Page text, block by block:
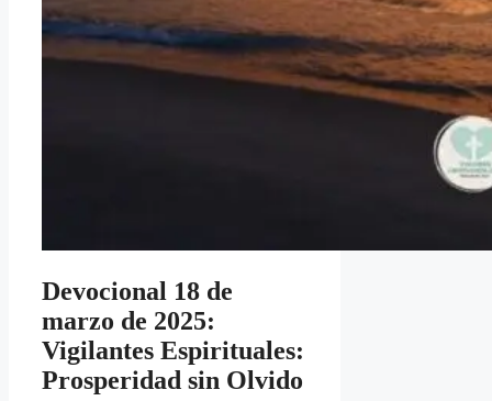
Devocional 18 de
marzo de 2025:
Vigilantes Espirituales:
Prosperidad sin Olvido